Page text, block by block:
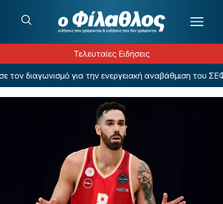
Τελευταίες Ειδήσεις
διαγωνισμό για την ενεργειακή αναβάθμιση του ΣΕΦ